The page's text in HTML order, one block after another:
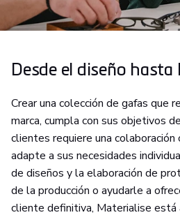
Desde el diseño hasta
Crear una colección de gafas que
marca, cumpla con sus objetivos
clientes requiere una colaboración
adapte a sus necesidades
de diseños y la elaboración de
de la producción o ayudarle a
cliente definitiva, Materialise está